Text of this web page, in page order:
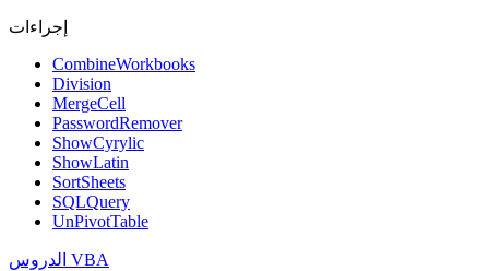
إجراءات
CombineWorkbooks
Division
MergeCell
PasswordRemover
ShowCyrylic
ShowLatin
SortSheets
SQLQuery
UnPivotTable
الدروس VBA